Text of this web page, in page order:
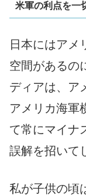
米軍の利点を一
日本にはアメ
空間があるの
ディアは、ア
アメリカ海軍
て常にマイナ
誤解を招いて
私が子供の頃